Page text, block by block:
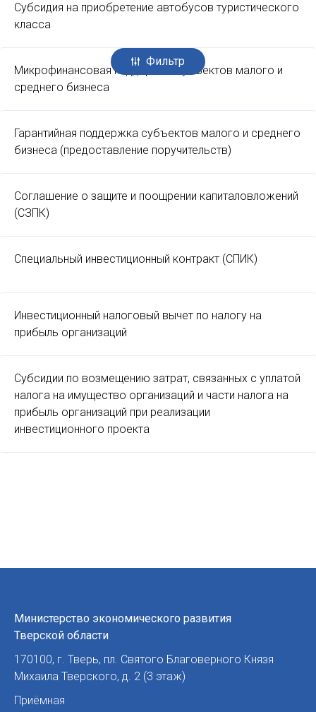
Фильтр
Субсидия на приобретение автобусов туристического
класса
Микрофинансовая поддержка субъектов малого и
среднего бизнеса
Гарантийная поддержка субъектов малого и среднего
бизнеса (предоставление поручительств)
Соглашение о защите и поощрении капиталовложений
(СЗПК)
Специальный инвестиционный контракт (СПИК)
Инвестиционный налоговый вычет по налогу на
прибыль организаций
Субсидии по возмещению затрат, связанных с уплатой
налога на имущество организаций и части налога на
прибыль организаций при реализации
инвестиционного проекта
Министерство экономического развития
Тверской области
170100, г. Тверь, пл. Святого Благоверного Князя
Михаила Тверского, д. 2 (3 этаж)
Приёмная